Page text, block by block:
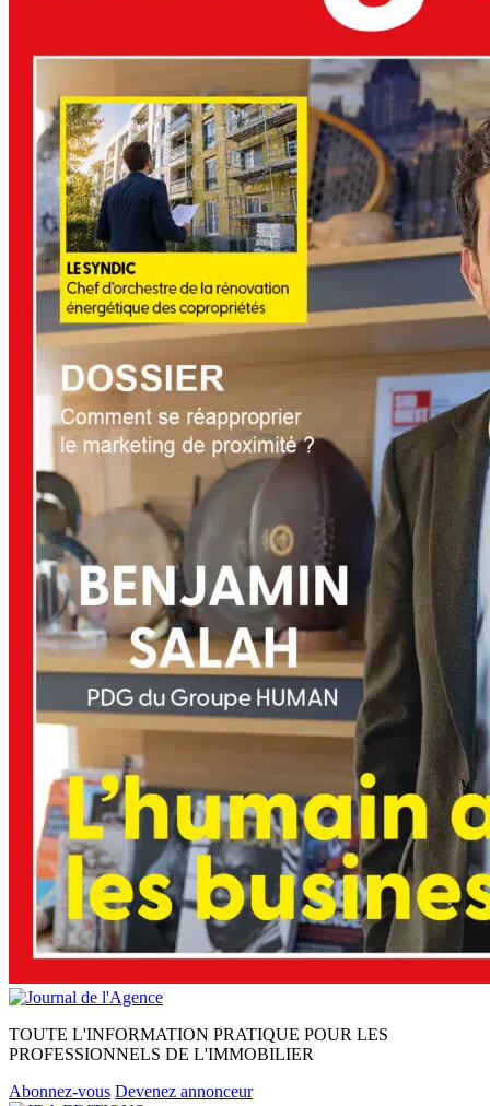
TOUTE L'INFORMATION PRATIQUE POUR LES
PROFESSIONNELS DE L'IMMOBILIER
Abonnez-vous Devenez annonceur